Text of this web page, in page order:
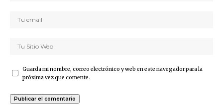
Guarda mi nombre, correo electrónico y web en este navegador para la
próxima vez que comente.